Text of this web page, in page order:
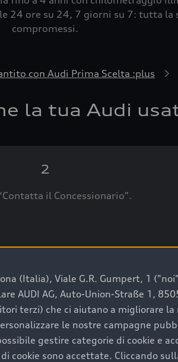
ore su 24, 7 giorni su 7: tutta la
compromessi.
con Audi Prima Scelta :plus
la tua Audi
2
il Concessionario".
Audi
e sostenibilità. Per fare un
(Italia), Viale G.R. Gumpert, 1
AUDI AG, Auto-Union-Straße 1,
terzi) che ci aiutano a migliorare la
le nostre campagne
gestire categorie di cookie e
sono accettate. Cliccando